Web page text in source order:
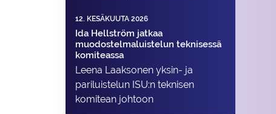
12. KESÄKUUTA 2026
Ida Hellström jatkaa
muodostelmaluistelun teknisessä
komiteassa
Leena Laaksonen yksin- ja
pariluistelun ISU:n teknisen
komitean johtoon